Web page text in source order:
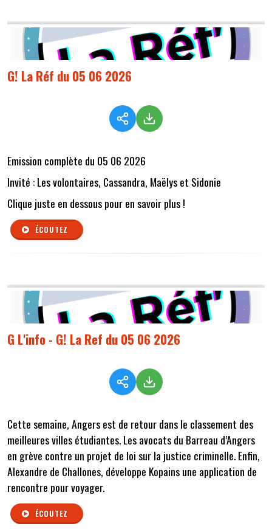
G! La Réf du 05 06 2026
Emission complète du 05 06 2026
Invité : Les volontaires, Cassandra, Maëlys et Sidonie
Clique juste en dessous pour en savoir plus !
ÉCOUTEZ
G L'info - G! La Ref du 05 06 2026
Cette semaine,Angersest de retour dans le classement des
meilleures villes étudiantes.Les avocats du Barreau d’Angers
en grève contre un projet de loi sur la justice criminelle. Enfin,
Alexandre de Challones, développe Kopains une application de
rencontre pour voyager.
ÉCOUTEZ